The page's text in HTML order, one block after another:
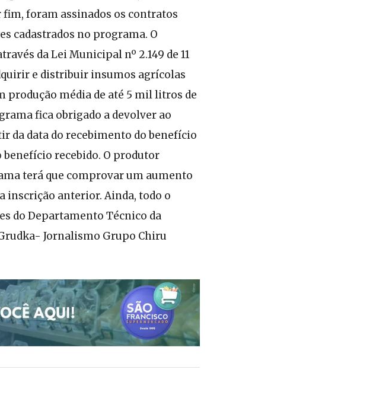
foram assinados os contratos
cadastrados no programa. O
da Lei Municipal nº 2.149 de 11
e distribuir insumos agrícolas
produção média de até 5 mil litros de
fica obrigado a devolver ao
da data do recebimento do benefício
recebido. O produtor
terá que comprovar um aumento
inscrição anterior. Ainda, todo o
do Departamento Técnico da
Jornalismo Grupo Chiru